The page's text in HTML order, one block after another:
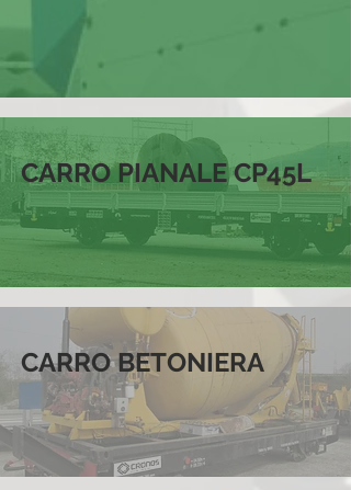
CARRO PIANALE CP45L
CARRO BETONIERA